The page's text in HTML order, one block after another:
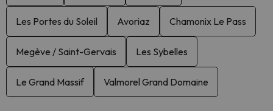
Les Portes du Soleil Avoriaz Chamonix Le Pass
Megève / Saint-Gervais Les Sybelles
Le Grand Massif Valmorel Grand Domaine